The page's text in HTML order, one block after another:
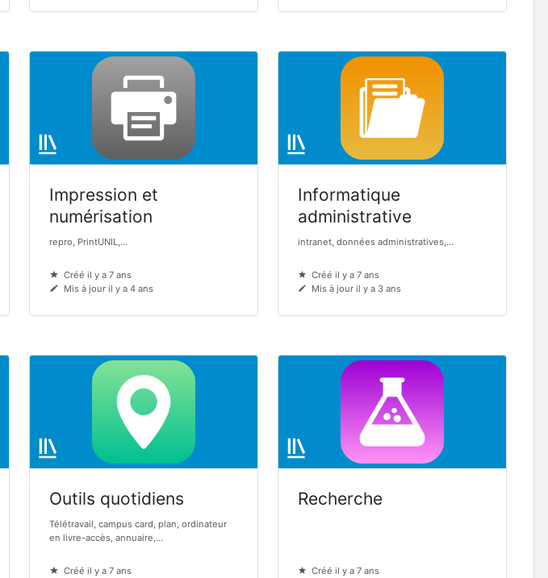
Impression et
numérisation
repro, PrintUNIL,...
Créé il y a 7 ans
Mis à jour il y a 4 ans
Informatique
administrative
intranet, données administratives,...
Créé il y a 7 ans
Mis à jour il y a 3 ans
Outils quotidiens
Télétravail, campus card, plan, ordinateur
en livre-accès, annuaire,...
Créé il y a 7 ans
Recherche
Créé il y a 7 ans